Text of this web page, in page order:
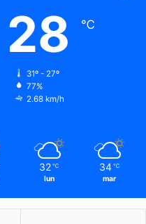
28 ℃
31º - 27º
77%
2.68 km/h
32 ℃
lun
34 ℃
mar